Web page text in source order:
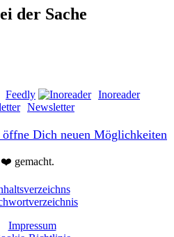
der Sache
Feedly
Inoreader
Newsletter
Dich neuen Möglichkeiten
gemacht.
Impressum